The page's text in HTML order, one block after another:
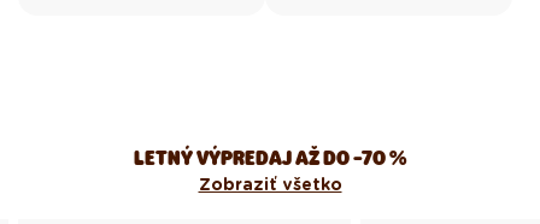
LETNÝ VÝPREDAJ AŽ DO -70 %
Zobraziť všetko